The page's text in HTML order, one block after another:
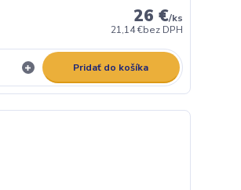
26 €/ks
21,14 €bez DPH
Pridať do košíka